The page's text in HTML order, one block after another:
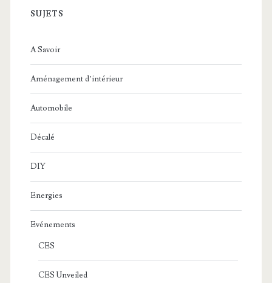
SUJETS
A Savoir
Aménagement d’intérieur
Automobile
Décalé
DIY
Energies
Evénements
CES
CES Unveiled